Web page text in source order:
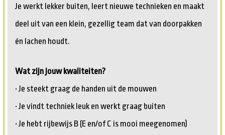
Je werkt lekker buiten, leert nieuwe technieken en maakt
deel uit van een klein, gezellig team dat van doorpakken
én lachen houdt.
Wat zijn jouw kwaliteiten?
• Je steekt graag de handen uit de mouwen
• Je vindt techniek leuk en werkt graag buiten
• Je hebt rijbewijs B (E en/of C is mooi meegenomen)